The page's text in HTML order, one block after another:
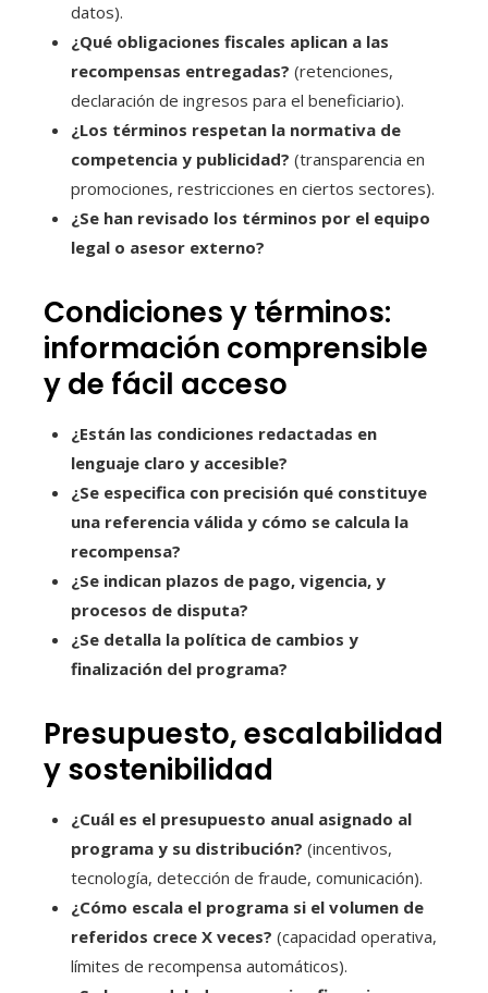
datos).
¿Qué obligaciones fiscales aplican a las
recompensas entregadas? (retenciones,
declaración de ingresos para el beneficiario).
¿Los términos respetan la normativa de
competencia y publicidad? (transparencia en
promociones, restricciones en ciertos sectores).
¿Se han revisado los términos por el equipo
legal o asesor externo?
Condiciones y términos:
información comprensible
y de fácil acceso
¿Están las condiciones redactadas en
lenguaje claro y accesible?
¿Se especifica con precisión qué constituye
una referencia válida y cómo se calcula la
recompensa?
¿Se indican plazos de pago, vigencia, y
procesos de disputa?
¿Se detalla la política de cambios y
finalización del programa?
Presupuesto, escalabilidad
y sostenibilidad
¿Cuál es el presupuesto anual asignado al
programa y su distribución? (incentivos,
tecnología, detección de fraude, comunicación).
¿Cómo escala el programa si el volumen de
referidos crece X veces? (capacidad operativa,
límites de recompensa automáticos).